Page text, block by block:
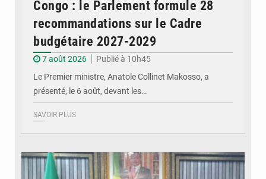
Congo : le Parlement formule 28
recommandations sur le Cadre
budgétaire 2027-2029
7 août 2026
Publié à 10h45
Le Premier ministre, Anatole Collinet Makosso, a
présenté, le 6 août, devant les…
SAVOIR PLUS